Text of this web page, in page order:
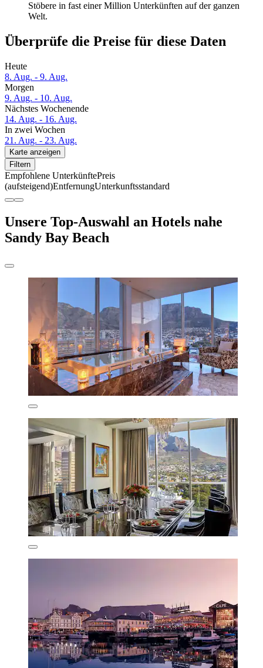
Stöbere in fast einer Million Unterkünften auf der ganzen
Welt.
Überprüfe die Preise für diese Daten
Heute
8. Aug. - 9. Aug.
Morgen
9. Aug. - 10. Aug.
Nächstes Wochenende
14. Aug. - 16. Aug.
In zwei Wochen
21. Aug. - 23. Aug.
Karte anzeigen
Filtern
Empfohlene UnterkünftePreis
(aufsteigend)EntfernungUnterkunftsstandard
Unsere Top-Auswahl an Hotels nahe
Sandy Bay Beach